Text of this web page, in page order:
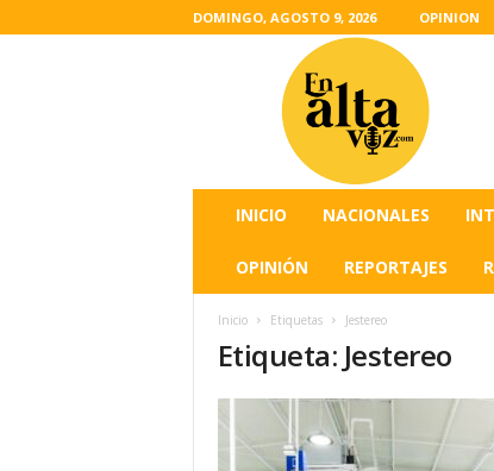
DOMINGO, AGOSTO 9, 2026 OPINION
INICIO NACIONALES
OPINIÓN REPORTAJES
Inicio Etiquetas Jestereo
Etiqueta: Jestereo